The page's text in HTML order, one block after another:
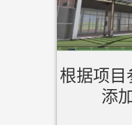
根据项
添